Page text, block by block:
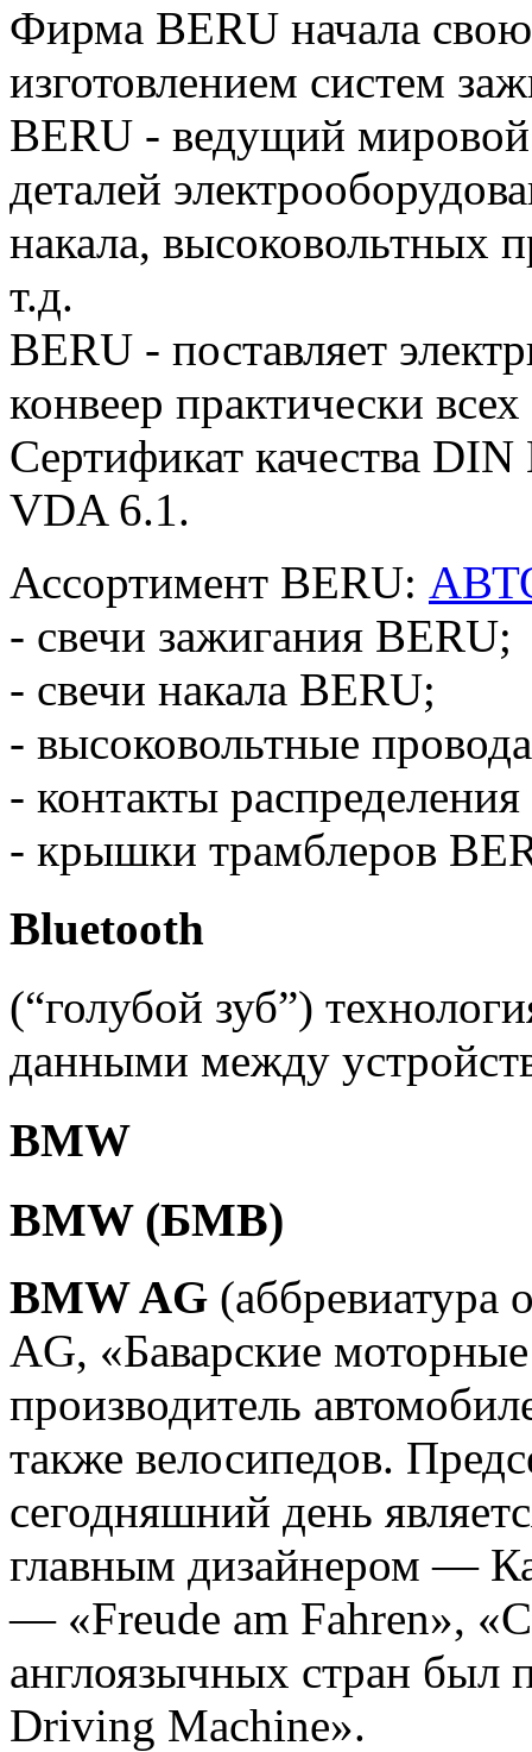
Фирма BERU начала свою
изготовлением систем
BERU - ведущий
деталей
накала, высоковольтных
т.д.
BERU - поставляет
конвеер практически
Сертификат качества
VDA 6.1.
Ассортимент BERU:
- свечи зажигания BERU;
- свечи накала BERU;
- высоковольтные
- контакты
- крышки трамблеров
Bluetooth
(“голубой зуб”)
данными между
BMW
BMW (БМВ)
BMW AG (аббревиатура
AG, «Баварские
производитель
также велосипедов.
сегодняшний день
главным дизайнером —
— «Freude am Fahren»,
англоязычных стран был
Driving Machine».